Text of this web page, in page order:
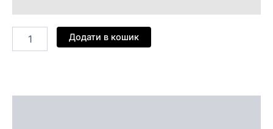
Додати в кошик